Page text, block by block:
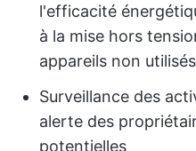
l'efficacité
à la mise hors
appareils non utilisés
Surveillance des
alerte des
potentielles